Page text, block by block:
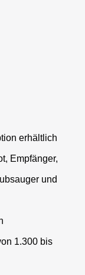
erhältlich
Empfänger,
und
1.300 bis